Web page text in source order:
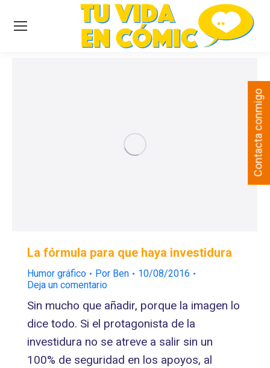
La fórmula para que haya investidura
Humor gráfico Por Ben
10/08/2016
Deja un comentario
Sin mucho que añadir, porque la imagen lo
dice todo. Si el protagonista de la
investidura no se atreve a salir sin un
100% de seguridad en los apoyos, al
Contacta conmigo